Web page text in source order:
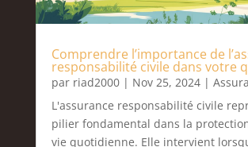
Comprendre l’importance de
responsabilité civile dans votre
par riad2000| Nov 25, 2024|
L'assurance responsabilité civile
pilier fondamental dans la
vie quotidienne. Elle intervient